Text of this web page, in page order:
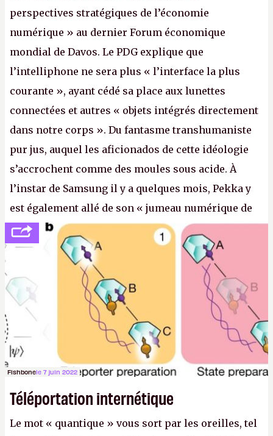
perspectives stratégiques de l’économie
numérique » au dernier Forum économique
mondial de Davos. Le PDG explique que
l’intelliphone ne sera plus « l’interface la plus
courante », ayant cédé sa place aux lunettes
connectées et autres « objets intégrés directement
dans notre corps ». Du fantasme transhumaniste
pur jus, auquel les aficionados de cette idéologie
s’accrochent comme des moules sous acide. À
l’instar de Samsung il y a quelques mois, Pekka y
est également allé de son « jumeau numérique de
tout » et de l’importance des metasangsues, qu’il
considère comme «
la prochaine grande plateforme
informatique après le World Wide Web et le mobile
(Crédit photo : Pexels / Pixabay)
Fishbonele 7 juin 2022
Téléportation internétique
Le mot « quantique » vous sort par les oreilles, tel